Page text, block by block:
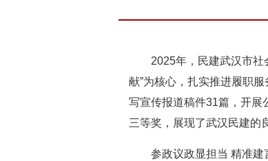
2025年，民建武汉市社
献”为核心，扎实推进履职
写宣传报道稿件31篇，开展
三等奖，展现了武汉民建的
参政议政显担当 精准建